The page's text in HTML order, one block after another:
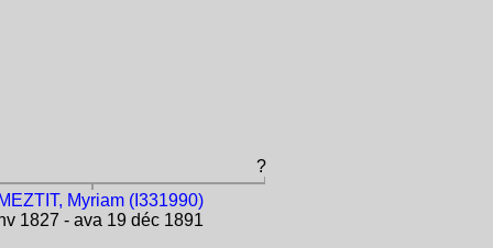
?
Myriam (I331990)
1827 - ava 19 déc 1891